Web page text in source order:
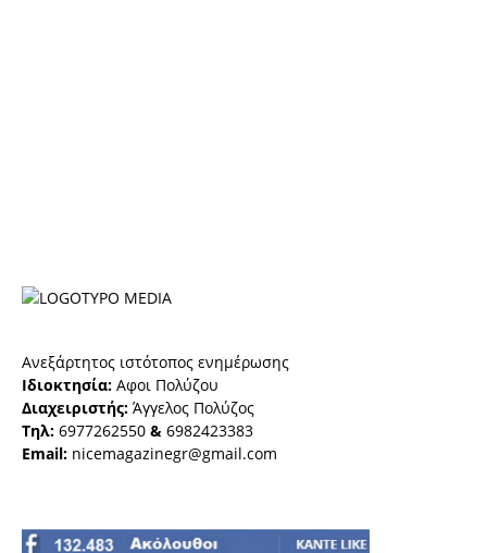
Ανεξάρτητος ιστότοπος ενημέρωσης
Ιδιοκτησία: Αφοι Πολύζου
Διαχειριστής: Άγγελος Πολύζος
Τηλ: 6977262550 & 6982423383
Email: nicemagazinegr@gmail.com